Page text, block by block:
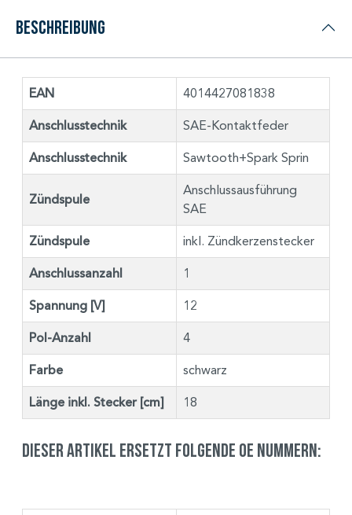
Beschreibung
EAN 4014427081838
Anschlusstechnik SAE-Kontaktfeder
Anschlusstechnik Sawtooth+Spark Sprin
Zündspule
Anschlussausführung
SAE
Zündspule inkl. Zündkerzenstecker
Anschlussanzahl 1
Spannung [V] 12
Pol-Anzahl 4
Farbe schwarz
Länge inkl. Stecker [cm] 18
Dieser Artikel ersetzt folgende OE Nummern: